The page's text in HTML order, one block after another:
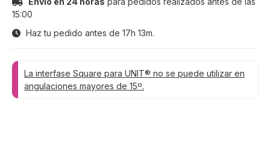
15:00
Haz tu pedido antes de 17h 13m.
La interfase Square para UNIT® no se puede utilizar en
angulaciones mayores de 15º.